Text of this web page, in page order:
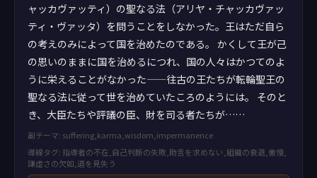
ャッカヴァッティ）の聖なる法（アリヤ・チャッカヴァッ
ティ・ヴァッタ）を問うことをしなかった。王はただ自ら
の考えのみによって国を治めたのである。 かくして王が己
の思いのままに国を治めるにつれ、国の人々はかつてのよ
うに栄えることがなかった——往古の王たちが転輪聖王の
聖なる法に従って世を治めていたころのようには。 そのと
き、大臣たちや評議の臣、財を司る者たちが……
副テーマ: suffering,karma,wisdom,impermanence
導線タグ: 指導者の不在,自己判断の失敗,助言を求めない,組織の衰退,傲慢,
謙虚さの欠如,道を見失う